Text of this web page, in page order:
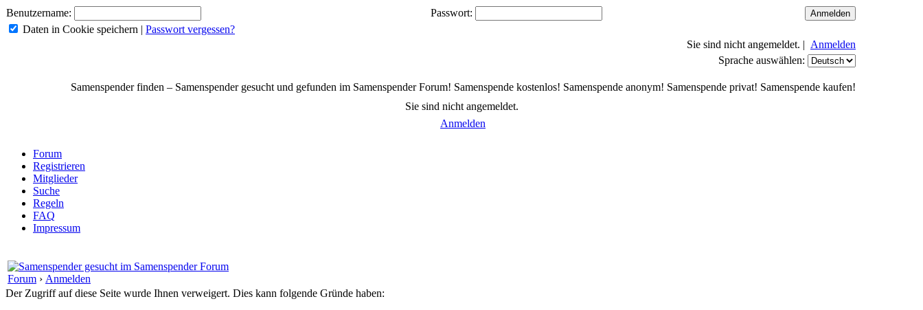
Benutzername:
Passwort:
Daten in Cookie speichern | Passwort vergessen?
Sie sind nicht angemeldet. | Anmelden
Sprache auswählen:
Samenspender finden – Samenspender gesucht und gefunden im Samenspender Forum! Samenspende kostenlos! Samenspende anonym! Samenspende privat! Samenspende kaufen!
Sie sind nicht angemeldet.
Anmelden
Forum
Registrieren
Mitglieder
Suche
Regeln
FAQ
Impressum
Forum › Anmelden
Der Zugriff auf diese Seite wurde Ihnen verweigert. Dies kann folgende Gründe haben: